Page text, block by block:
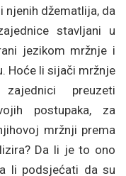
njenih džematlija, da
stavljani u
jezikom mržnje i
Hoće li sijači mržnje
preuzeti
postupaka, za
mržnji prema
Da li je to ono
li podsjećati da su